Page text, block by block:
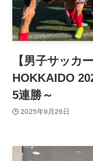
【男子サッカ
HOKKAIDO
5連勝～
2025年9月26日